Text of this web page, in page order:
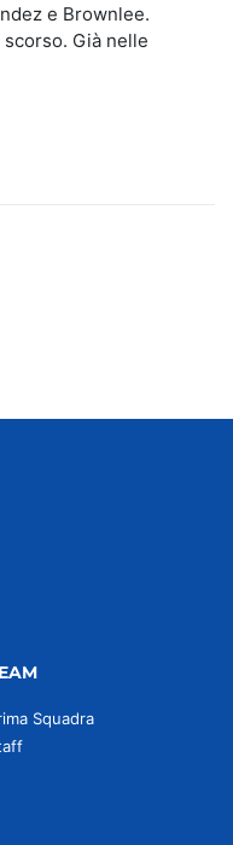
e Brownlee.
scorso. Già nelle
Squadra